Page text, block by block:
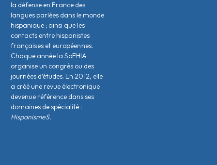
la défense en France des
langues parlées dans le monde
hispanique ; ainsi que les
contacts entre hispanistes
français·es et européen·nes.
Chaque année la SoFHIA
organise un congrès ou des
journées d’études. En 2012, elle
a créé une revue électronique
devenue référence dans ses
domaines de spécialité :
HispanismeS.